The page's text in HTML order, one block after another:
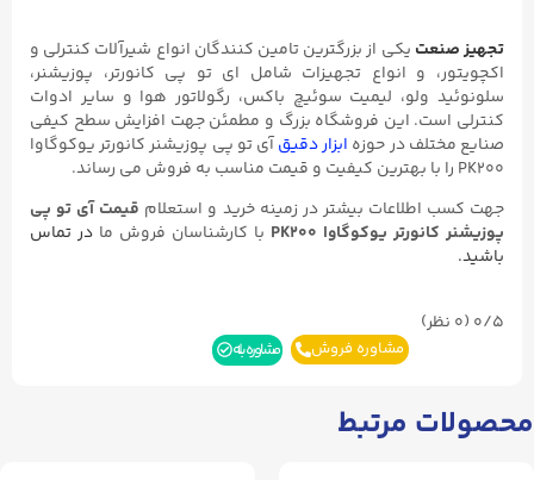
تجهیز صنعت یکی از بزرگترین تامین کنندگان انواع شیرآلات کنترلی و
اکچویتور، و انواع تجهیزات شامل ای تو پی کانورتر، پوزیشنر،
سلونوئید ولو، لیمیت سوئیچ باکس، رگولاتور هوا و سایر ادوات
کنترلی است. این فروشگاه بزرگ و مطمئن جهت افزایش سطح کیفی
صنایع مختلف در حوزه ابزار دقیقآی تو پی پوزیشنر کانورتر یوکوگاوا
PK200 را با بهترین کیفیت و قیمت مناسب به فروش می رساند.
جهت کسب اطلاعات بیشتر در زمینه خرید و استعلام قیمت آی تو پی
پوزیشنر کانورتر یوکوگاوا PK200
با کارشناسان فروش ما در تماس
باشید.
0/5 (۰ نظر)
مشاوره فروش مشاوره بله
محصولات مرتبط